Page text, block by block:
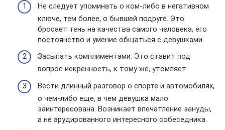
Не следует упоминать о ком-либо в негативном
ключе, тем более, о бывшей подруге. Это
бросает тень на качества самого человека, его
постоянство и умение общаться с девушками.
Засыпать комплиментами. Это ставит под
вопрос искренность, к тому же, утомляет.
Вести длинный разговор о спорте и автомобилях,
о чем-либо еще, в чем девушка мало
заинтересована. Возникает впечатление зануды,
а не эрудированного интересного собеседника.